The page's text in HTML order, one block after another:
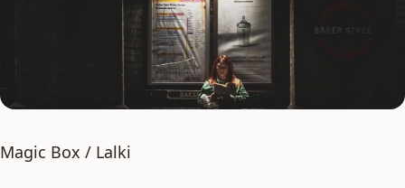
Magic Box / Lalki